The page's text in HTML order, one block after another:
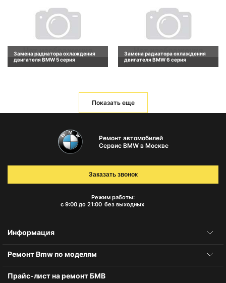
Замена радиатора охлаждения
двигателя BMW 5 серия
Замена радиатора охлаждения
двигателя BMW 6 серия
Показать еще
Ремонт автомобилей
Сервис BMW в Москве
Режим работы:
с 9:00 до 21:00 без выходных
Заказать звонок
Информация
Ремонт Bmw по моделям
Прайс-лист на ремонт БМВ